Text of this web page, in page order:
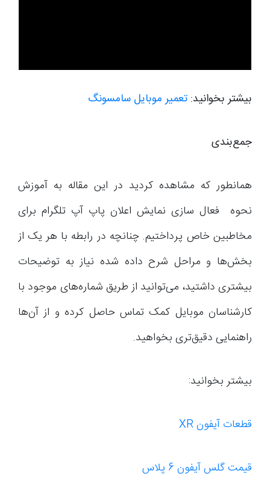
بیشتر بخوانید: تعمیر موبایل سامسونگ
جمع‌بندی
همانطور که مشاهده کردید در این مقاله به آموزش
نحوه فعال سازی نمایش اعلان پاپ آپ تلگرام برای
مخاطبین خاص پرداختیم. چنانچه در رابطه با هر یک از
بخش‌ها و مراحل شرح داده شده نیاز به توضیحات
بیشتری داشتید، می‌توانید از طریق شماره‌های موجود با
کارشناسان موبایل کمک تماس حاصل کرده و از آن‌ها
راهنمایی دقیق‌تری بخواهید.
بیشتر بخوانید:
قطعات آیفون XR
قیمت گلس آیفون 6 پلاس